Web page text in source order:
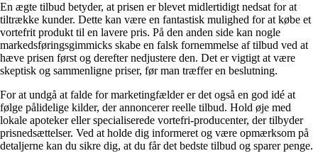
En ægte tilbud betyder, at prisen er blevet midlertidigt nedsat for at
tiltrække kunder. Dette kan være en fantastisk mulighed for at købe et
vortefrit produkt til en lavere pris. På den anden side kan nogle
markedsføringsgimmicks skabe en falsk fornemmelse af tilbud ved at
hæve prisen først og derefter nedjustere den. Det er vigtigt at være
skeptisk og sammenligne priser, før man træffer en beslutning.
For at undgå at falde for marketingfælder er det også en god idé at
følge pålidelige kilder, der annoncerer reelle tilbud. Hold øje med
lokale apoteker eller specialiserede vortefri-producenter, der tilbyder
prisnedsættelser. Ved at holde dig informeret og være opmærksom på
detaljerne kan du sikre dig, at du får det bedste tilbud og sparer penge.